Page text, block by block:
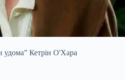
удома” Кетрін О'Хара